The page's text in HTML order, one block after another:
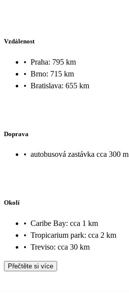
Vzdálenost
• Praha: 795 km
• Brno: 715 km
• Bratislava: 655 km
Doprava
• autobusová zastávka cca 300 m
Okolí
• Caribe Bay: cca 1 km
• Tropicarium park: cca 2 km
• Treviso: cca 30 km
Přečtěte si více